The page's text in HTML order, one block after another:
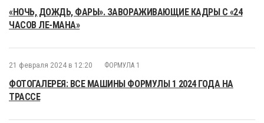
«НОЧЬ, ДОЖДЬ, ФАРЫ». ЗАВОРАЖИВАЮЩИЕ КАДРЫ С «24
ЧАСОВ ЛЕ-МАНА»
21 февраля 2024 в 12:20 ФОРМУЛА 1
ФОТОГАЛЕРЕЯ: ВСЕ МАШИНЫ ФОРМУЛЫ 1 2024 ГОДА НА
ТРАССЕ